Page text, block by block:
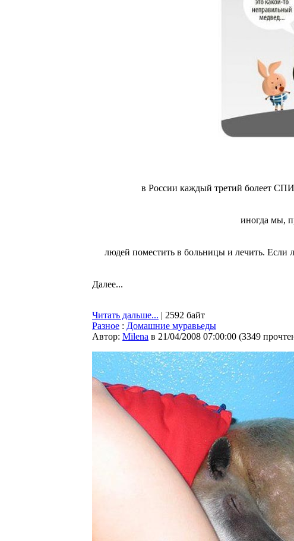
в России каждый третий болеет
иногда мы,
людей поместить в больницы и лечить. Если
Далее...
Читать дальше... | 2592 байт
Разное : Домашние муравьеды
Автор: Milena в 21/04/2008 07:00:00 (3349